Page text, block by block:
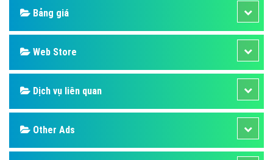
Bảng giá
Web Store
Dịch vụ liên quan
Other Ads